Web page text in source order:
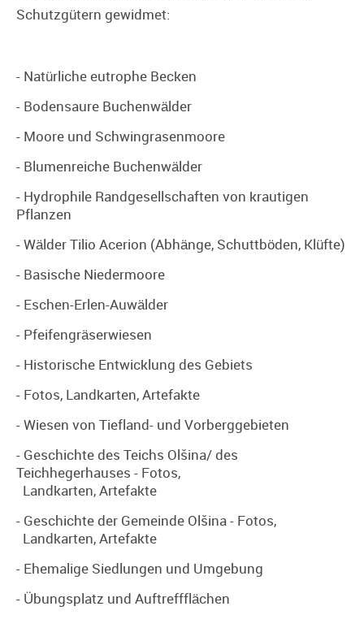
Schutzgütern gewidmet:
- Natürliche eutrophe Becken
- Bodensaure Buchenwälder
- Moore und Schwingrasenmoore
- Blumenreiche Buchenwälder
- Hydrophile Randgesellschaften von krautigen
Pflanzen
- Wälder Tilio Acerion (Abhänge, Schuttböden, Klüfte)
- Basische Niedermoore
- Eschen-Erlen-Auwälder
- Pfeifengräserwiesen
- Historische Entwicklung des Gebiets
- Fotos, Landkarten, Artefakte
- Wiesen von Tiefland- und Vorberggebieten
- Geschichte des Teichs Olšina/ des
Teichhegerhauses - Fotos,
Landkarten, Artefakte
- Geschichte der Gemeinde Olšina - Fotos,
Landkarten, Artefakte
- Ehemalige Siedlungen und Umgebung
- Übungsplatz und Auftreffflächen